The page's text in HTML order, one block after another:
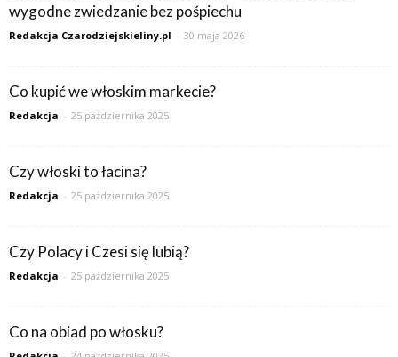
wygodne zwiedzanie bez pośpiechu
Redakcja Czarodziejskieliny.pl - 30 maja 2026
Co kupić we włoskim markecie?
Redakcja - 25 października 2025
Czy włoski to łacina?
Redakcja - 25 października 2025
Czy Polacy i Czesi się lubią?
Redakcja - 25 października 2025
Co na obiad po włosku?